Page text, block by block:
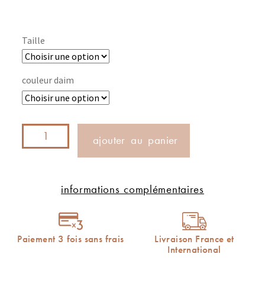
Taille
couleur daim
ajouter au panier
informations complémentaires
Paiement 3 fois sans frais
Livraison France et
International